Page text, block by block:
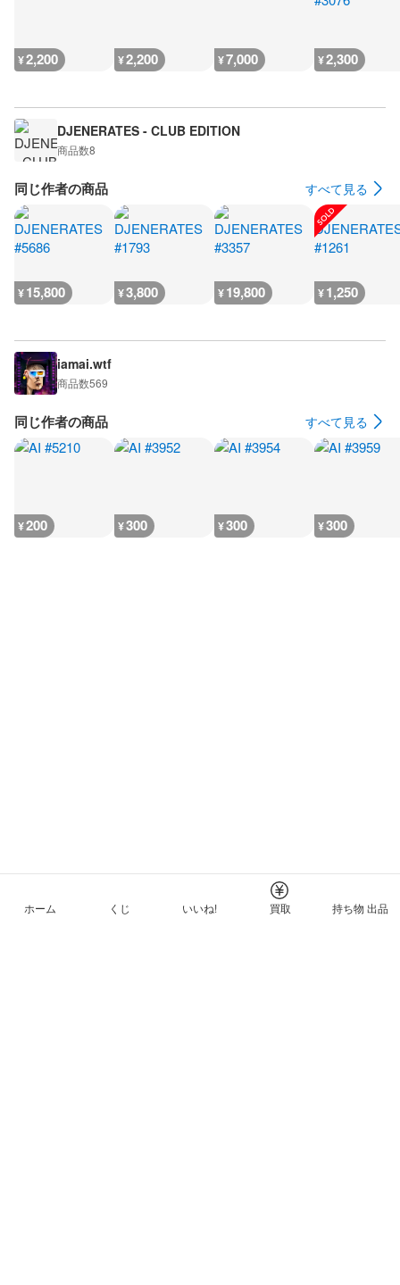
¥2,200 ¥2,200 ¥7,000 ¥2,300
DJENERATES - CLUB EDITION
商品数8
同じ作者の商品 すべて見る
¥15,800 ¥3,800 ¥19,800 ¥1,250
iamai.wtf
商品数569
同じ作者の商品 すべて見る
¥200 ¥300 ¥300 ¥300
ホーム くじ いいね! 買取 持ち物 出品